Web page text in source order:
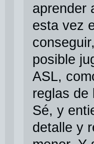
aprender
esta vez
posible
ASL,
reglas de
Sé, y
detalle y